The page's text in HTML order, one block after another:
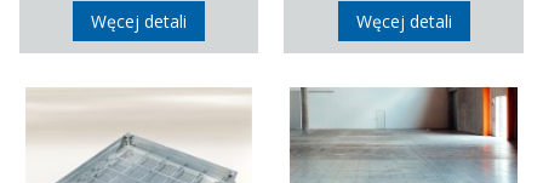
Węcej detali Węcej detali